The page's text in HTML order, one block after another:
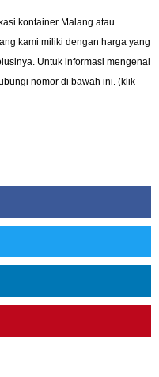
kontainer Malang atau
kami miliki dengan harga yang
Untuk informasi mengenai
nomor di bawah ini. (klik